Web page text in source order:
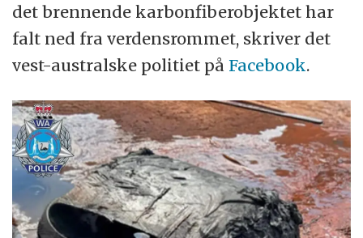
det brennende karbonfiberobjektet har
falt ned fra verdensrommet, skriver det
vest-australske politiet påFacebook.